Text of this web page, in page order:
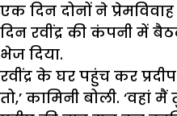
एक दिन दोनों ने
दिन रवींद्र की कंपनी में
भेज दिया.
रवींद्र के घर पहुंच कर
तो,’ कामिनी बोली. ‘वहां